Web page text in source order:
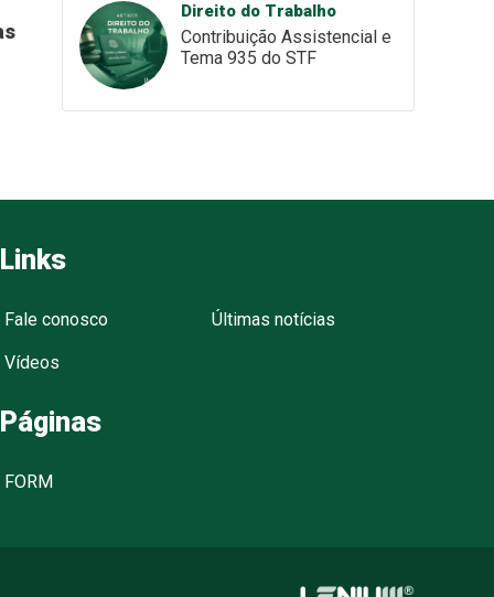
Direito do Trabalho
Contribuição Assistencial e
Tema 935 do STF
Links
Fale conosco Últimas notícias
Vídeos
Páginas
FORM